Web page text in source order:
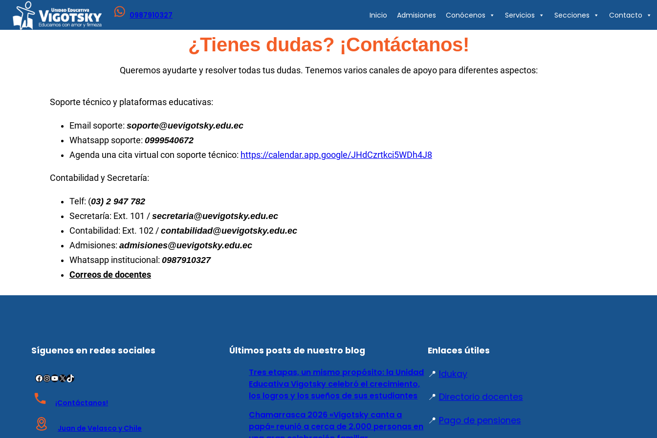
0987910327 Inicio Admisiones Conócenos Servicios Secciones Contacto
¿Tienes dudas? ¡Contáctanos!
Queremos ayudarte y resolver todas tus dudas. Tenemos varios canales de apoyo para diferentes aspectos:
Soporte técnico y plataformas educativas:
Email soporte: soporte@uevigotsky.edu.ec
Whatsapp soporte: 0999540672
Agenda una cita virtual con soporte técnico: https://calendar.app.google/JHdCzrtkci5WDh4J8
Contabilidad y Secretaría:
Telf: (03) 2 947 782
Secretaría: Ext. 101 / secretaria@uevigotsky.edu.ec
Contabilidad: Ext. 102 / contabilidad@uevigotsky.edu.ec
Admisiones: admisiones@uevigotsky.edu.ec
Whatsapp institucional: 0987910327
Correos de docentes
Síguenos en redes sociales
¡Contáctanos!
Juan de Velasco y Chile
Últimos posts de nuestro blog
Tres etapas, un mismo propósito: la Unidad
Educativa Vigotsky celebró el crecimiento,
los logros y los sueños de sus estudiantes
Chamarrasca 2026 «Vigotsky canta a
papá» reunió a cerca de 2.000 personas en
Enlaces útiles
📍 Idukay
📍 Directorio docentes
📍 Pago de pensiones